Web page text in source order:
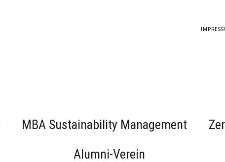
MBA Sustainability Management
Alumni-Verein